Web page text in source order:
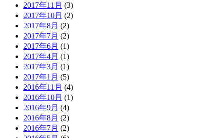
2017年11月 (3)
2017年10月 (2)
2017年8月 (2)
2017年7月 (2)
2017年6月 (1)
2017年4月 (1)
2017年3月 (1)
2017年1月 (5)
2016年11月 (4)
2016年10月 (1)
2016年9月 (4)
2016年8月 (2)
2016年7月 (2)